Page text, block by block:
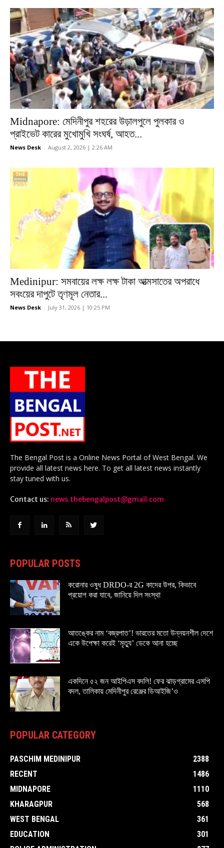
Midnapore: মেদিনীপুর শহরের উড়ালপুলে পুলকার ও
প্রাইভেট কারের মুখোমুখি সংঘর্ষ, আহত...
News Desk - August 2, 2026 | 2:26 AM
Medinipur: সমবায়ের লক্ষ লক্ষ টাকা আত্মসাতের অপরাধে
সবংয়ের দাপুটে তৃণমূল নেতার...
News Desk - July 31, 2026 | 10:25 PM
The Bengal Post is a Online News Portal of West Bengal. We
provide all latest news here. To get all latest news instantly
stay tuned with us.
Contact us: news.thebengalpost@gmail.com
POPULAR POSTS
করোনার ওষুধ DRDO-র 2G কাদের উপর, কিভাবে
প্রয়োগ করা যাবে, জানিয়ে দিল সংস্থা
আতঙ্কের নাম ‘বজ্রপাত’! ভারতের মতো উন্নয়নশীল দেশে
একে উপেক্ষা করেই ‘মৃত্যু’ ডেকে আনা হচ্ছে
একদিনে ৫২ জন আইপিএস বদলি! ফের ঝাড়গ্রামের এসপি
বদল, তালিকায় মেদিনীপুর রেঞ্জের ডিআইজি’ও
POPULAR CATEGORY
PASCHIM MEDINIPUR
2388
RECENT
1486
MIDNAPORE
1110
KHARAGPUR
568
WEST BENGAL
361
EDUCATION
301